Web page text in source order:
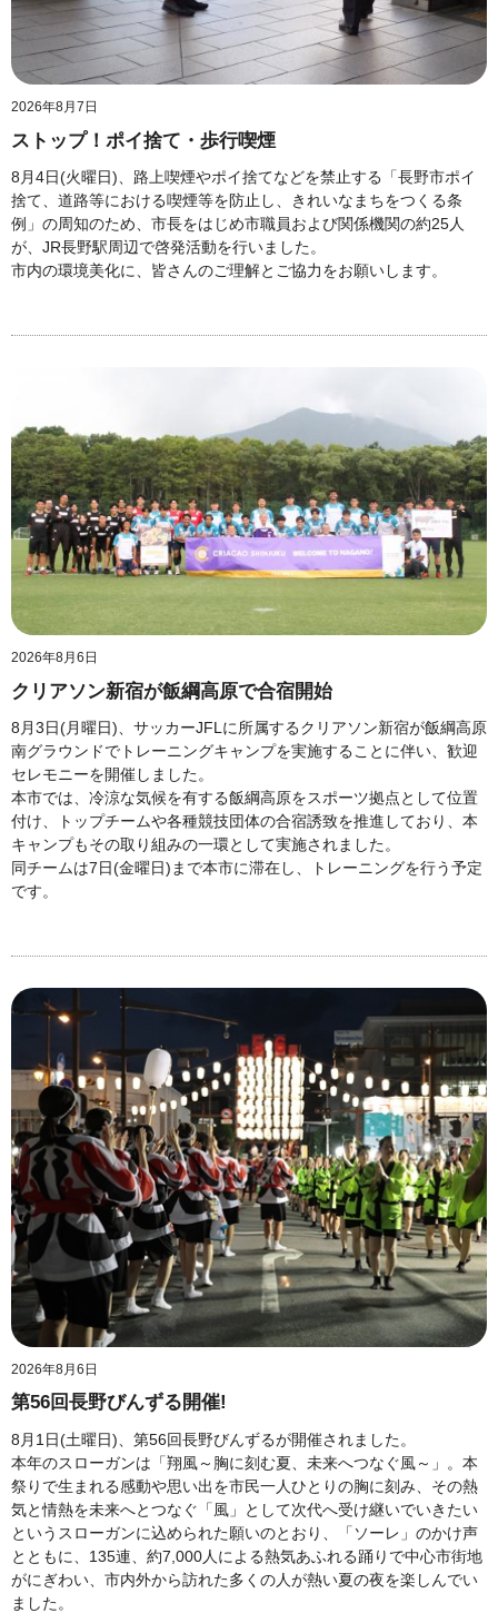
2026年8月7日
ストップ！ポイ捨て・歩行喫煙
8月4日(火曜日)、路上喫煙やポイ捨てなどを禁止する「長野市ポイ
捨て、道路等における喫煙等を防止し、きれいなまちをつくる条
例」の周知のため、市長をはじめ市職員および関係機関の約25人
が、JR長野駅周辺で啓発活動を行いました。
市内の環境美化に、皆さんのご理解とご協力をお願いします。
2026年8月6日
クリアソン新宿が飯綱高原で合宿開始
8月3日(月曜日)、サッカーJFLに所属するクリアソン新宿が飯綱高原
南グラウンドでトレーニングキャンプを実施することに伴い、歓迎
セレモニーを開催しました。
本市では、冷涼な気候を有する飯綱高原をスポーツ拠点として位置
付け、トップチームや各種競技団体の合宿誘致を推進しており、本
キャンプもその取り組みの一環として実施されました。
同チームは7日(金曜日)まで本市に滞在し、トレーニングを行う予定
です。
2026年8月6日
第56回長野びんずる開催!
8月1日(土曜日)、第56回長野びんずるが開催されました。
本年のスローガンは「翔風～胸に刻む夏、未来へつなぐ風～」。本
祭りで生まれる感動や思い出を市民一人ひとりの胸に刻み、その熱
気と情熱を未来へとつなぐ「風」として次代へ受け継いでいきたい
というスローガンに込められた願いのとおり、「ソーレ」のかけ声
とともに、135連、約7,000人による熱気あふれる踊りで中心市街地
がにぎわい、市内外から訪れた多くの人が熱い夏の夜を楽しんでい
ました。